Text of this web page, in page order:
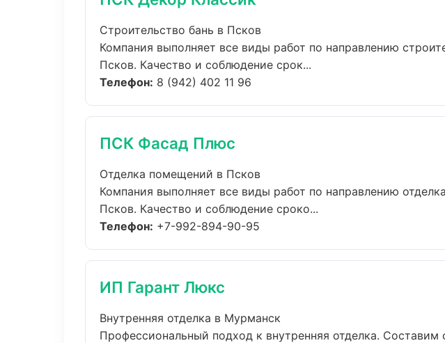
Строительство бань в Псков
Компания выполняет все виды работ по направлению
Псков. Качество и соблюдение срок...
Телефон: 8 (942) 402 11 96
ПСК Фасад Плюс
Отделка помещений в Псков
Компания выполняет все виды работ по направлению
Псков. Качество и соблюдение сроко...
Телефон: +7-992-894-90-95
ИП Гарант Люкс
Внутренняя отделка в Мурманск
Профессиональный подход к внутренняя отделка.